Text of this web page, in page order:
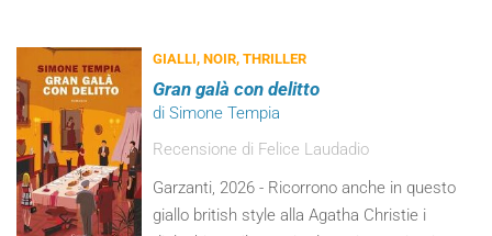
GIALLI, NOIR, THRILLER
Gran galà con delitto
di Simone Tempia
Recensione di Felice Laudadio
Garzanti, 2026 - Ricorrono anche in questo
giallo british style alla Agatha Christie i